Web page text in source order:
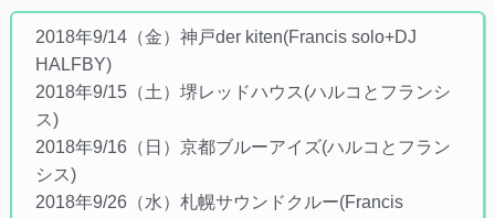
2018年9/14（金）神戸der kiten(Francis solo+DJ
HALFBY)
2018年9/15（土）堺レッドハウス(ハルコとフランシ
ス)
2018年9/16（日）京都ブルーアイズ(ハルコとフラン
シス)
2018年9/26（水）札幌サウンドクルー(Francis